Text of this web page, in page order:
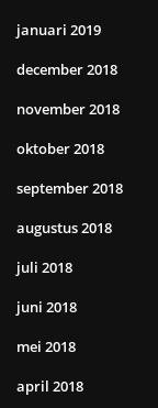
januari 2019
december 2018
november 2018
oktober 2018
september 2018
augustus 2018
juli 2018
juni 2018
mei 2018
april 2018